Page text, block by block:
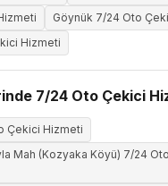
Göynük 7/24 Oto
Hizmeti
7/24 Oto Çekici
Çekici Hizmeti
Mah (Kozyaka Köyü) 7/24